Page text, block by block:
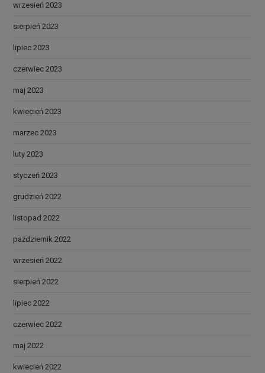
wrzesień 2023
sierpień 2023
lipiec 2023
czerwiec 2023
maj 2023
kwiecień 2023
marzec 2023
luty 2023
styczeń 2023
grudzień 2022
listopad 2022
październik 2022
wrzesień 2022
sierpień 2022
lipiec 2022
czerwiec 2022
maj 2022
kwiecień 2022